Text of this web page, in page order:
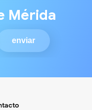
Mérida